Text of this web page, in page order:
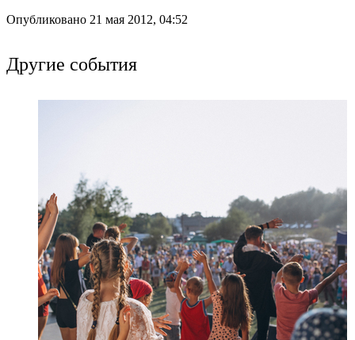
Опубликовано 21 мая 2012, 04:52
Другие события